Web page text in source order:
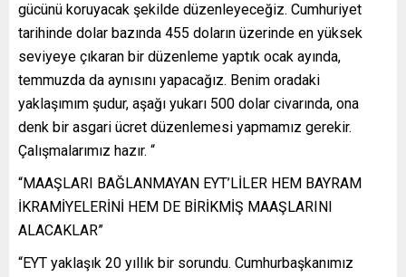
gücünü koruyacak şekilde düzenleyeceğiz. Cumhuriyet
tarihinde dolar bazında 455 doların üzerinde en yüksek
seviyeye çıkaran bir düzenleme yaptık ocak ayında,
temmuzda da aynısını yapacağız. Benim oradaki
yaklaşımım şudur, aşağı yukarı 500 dolar civarında, ona
denk bir asgari ücret düzenlemesi yapmamız gerekir.
Çalışmalarımız hazır. “
“MAAŞLARI BAĞLANMAYAN EYT’LİLER HEM BAYRAM
İKRAMİYELERİNİ HEM DE BİRİKMİŞ MAAŞLARINI
ALACAKLAR”
“EYT yaklaşık 20 yıllık bir sorundu. Cumhurbaşkanımız